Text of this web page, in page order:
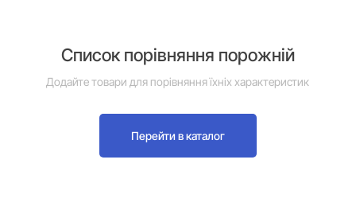
Список порівняння порожній
Додайте товари для порівняння їхніх характеристик
Перейти в каталог